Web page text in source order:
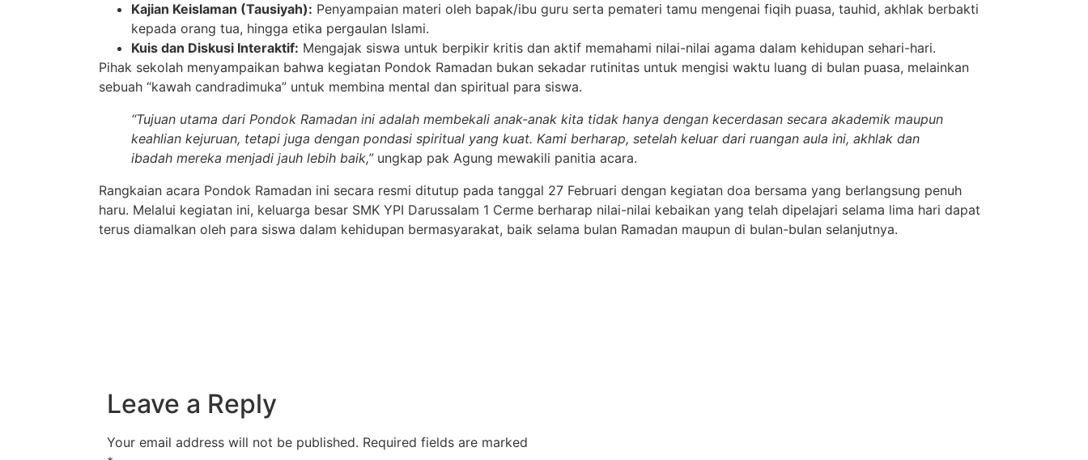
Kajian Keislaman (Tausiyah): Penyampaian materi oleh bapak/ibu guru serta pemateri tamu mengenai fiqih puasa, tauhid, akhlak berbakti
kepada orang tua, hingga etika pergaulan Islami.
Kuis dan Diskusi Interaktif: Mengajak siswa untuk berpikir kritis dan aktif memahami nilai-nilai agama dalam kehidupan sehari-hari.
Pihak sekolah menyampaikan bahwa kegiatan Pondok Ramadan bukan sekadar rutinitas untuk mengisi waktu luang di bulan puasa, melainkan
sebuah “kawah candradimuka” untuk membina mental dan spiritual para siswa.
“Tujuan utama dari Pondok Ramadan ini adalah membekali anak-anak kita tidak hanya dengan kecerdasan secara akademik maupun
keahlian kejuruan, tetapi juga dengan pondasi spiritual yang kuat. Kami berharap, setelah keluar dari ruangan aula ini, akhlak dan
ibadah mereka menjadi jauh lebih baik,”ungkap pak Agung mewakili panitia acara.
Rangkaian acara Pondok Ramadan ini secara resmi ditutup pada tanggal 27 Februari dengan kegiatan doa bersama yang berlangsung penuh
haru. Melalui kegiatan ini, keluarga besar SMK YPI Darussalam 1 Cerme berharap nilai-nilai kebaikan yang telah dipelajari selama lima hari dapat
terus diamalkan oleh para siswa dalam kehidupan bermasyarakat, baik selama bulan Ramadan maupun di bulan-bulan selanjutnya.
Leave a Reply
Your email address will not be published. Required fields are marked